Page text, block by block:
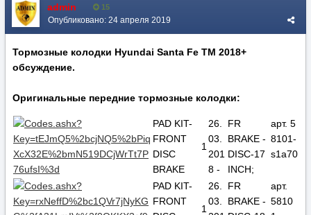
admin 15
Опубликовано: 24 апреля 2019
Тормозные колодки Hyundai Santa Fe TM 2018+
обсуждение.
Оригинальные передние тормозные колодки:
PAD KIT-
FRONT
DISC
BRAKE
1
26.
03.
201
8 -
FR
BRAKE -
DISC-17
INCH;
арт. 5
8101-
s1a70
PAD KIT-
FRONT
1
26.
03.
FR
BRAKE -
арт.
5810